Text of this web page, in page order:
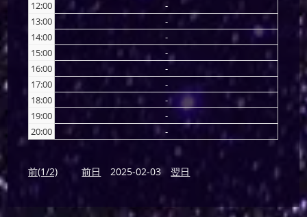
12:00
-
13:00
-
14:00
-
15:00
-
16:00
-
17:00
-
18:00
-
19:00
-
20:00
-
前(1/2) 前日 2025-02-03 翌日